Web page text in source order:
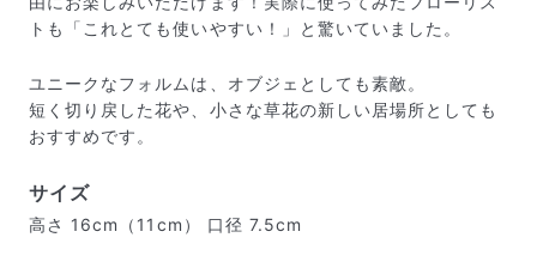
トも「これとても使いやすい！」と驚いていました。
ユニークなフォルムは、オブジェとしても素敵。
短く切り戻した花や、小さな草花の新しい居場所としても
おすすめです。
サイズ
高さ 16cm（11cm） 口径 7.5cm